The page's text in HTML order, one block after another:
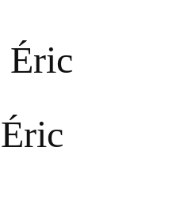
Éric
Éric